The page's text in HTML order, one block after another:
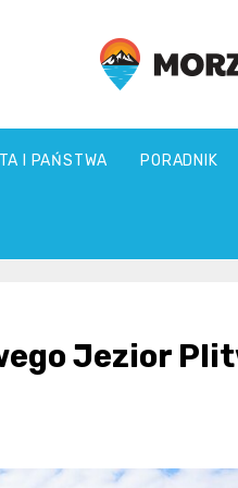
I PAŃSTWA PORADNIK
Jezior